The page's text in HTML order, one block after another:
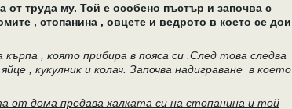
от труда му. Той е особено пъстър и започва с
, стопанина , овцете и ведрото в което се дои
, която прибира в пояса си .След това следва
, кукулник и колач. Започва надиграване в което
от дома предава халката си на стопанина и той